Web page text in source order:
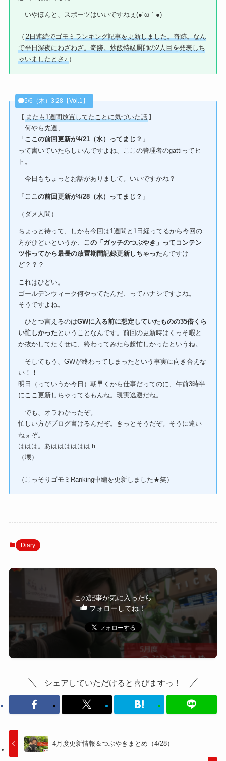
いやほんと、スポーツはいいですねぇ(●´ω｀●)
（2日連続でゴモミランキング記事を更新しました。奇跡。なん
で平日深夜にわざわざ。奇跡。炒飯特級厨師の2人目を発表しち
ゃいましたとさ♪ ）
5/6（木）3:28【Vol.1】
【またも1週間放置してたことに気づいた話 】
何やら先週、
「 ここの前回更新が4/21（水）ってまじ？ 」
って書いていたらしいんですよね、ここの管理者のgattiってヒ
ト。
今日もちょっとお話がありまして。いいですかね？
「 ここの前回更新が4/28（水）ってまじ？ 」
（ダメ人間）
ちょっと待って、しかも今回は1週間と1日経ってるから今回の
方がひどいというか、 この「ガッチのつぶやき」ってコンテン
ツ作ってから最長の放置期間記録更新しちゃったんですけ
ど？？？
これはひどい。
ゴールデンウィーク何やってたんだ、ってハナシですよね。
そうですよね。
ひとつ言えるのはGWに入る前に想定していたものの35倍くら
い忙しかった ということなんです。前回の更新時はくっそ暇と
か抜かしてたくせに、終わってみたら超忙しかったというね。
そしてもう、GWが終わってしまったという事実に向き合えな
い！！
明日（っていうか今日）朝早くから仕事だってのに、午前3時半
にここ更新しちゃってるもんね。現実逃避だね。
でも、オラわかったぞ。
忙しい方がブログ書けるんだぞ。きっとそうだぞ。そうに違い
ねぇぞ。
ははは。あははははははｈ
（壊）
（こっそりゴモミRanking中編を更新しました★笑）
Diary
この記事が気に入ったら
フォローしてね！
シェアしていただけると喜びますっ！
4月度更新情報＆つぶやきまとめ（4/28）